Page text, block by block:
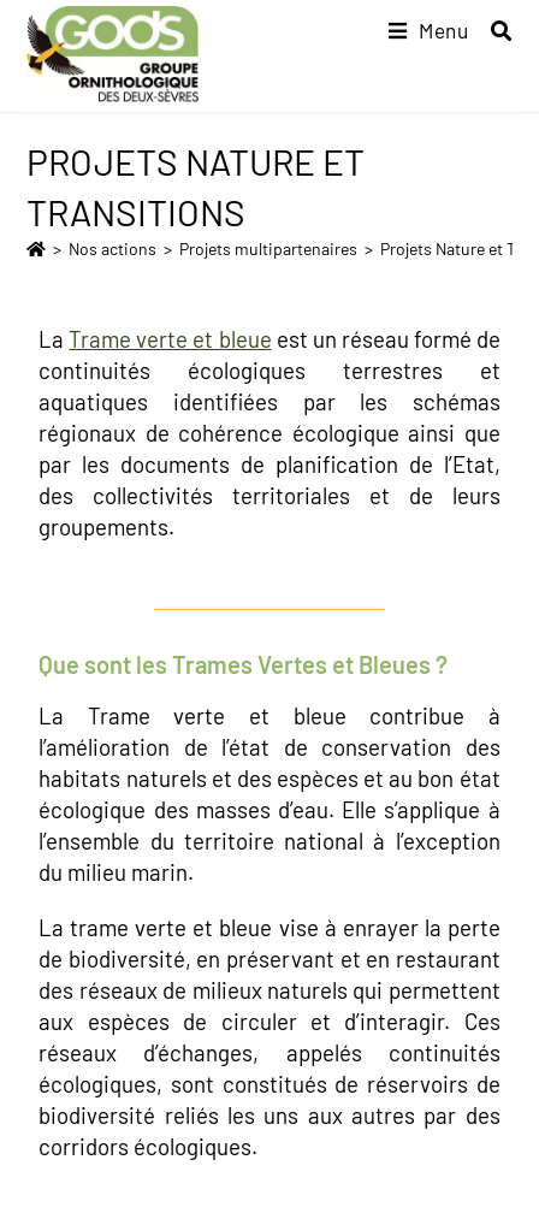
Menu
PROJETS NATURE ET
TRANSITIONS
> Nos actions > Projets multipartenaires > Projets Nature et
LaTrame verte et bleue est un réseau formé de
continuités écologiques terrestres et
aquatiques identifiées par les schémas
régionaux de cohérence écologique ainsi que
par les documents de planification de l’Etat,
des collectivités territoriales et de leurs
groupements.
Que sont les Trames Vertes et Bleues ?
La Trame verte et bleue contribue à
l’amélioration de l’état de conservation des
habitats naturels et des espèces et au bon état
écologique des masses d’eau. Elle s’applique à
l’ensemble du territoire national à l’exception
du milieu marin.
La trame verte et bleue vise à enrayer la perte
de biodiversité, en préservant et en restaurant
des réseaux de milieux naturels qui permettent
aux espèces de circuler et d’interagir. Ces
réseaux d’échanges, appelés continuités
écologiques, sont constitués de réservoirs de
biodiversité reliés les uns aux autres par des
corridors écologiques.